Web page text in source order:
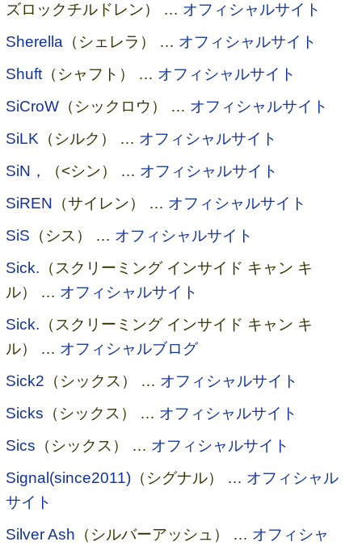
ズロックチルドレン） … オフィシャルサイト
Sherella （シェレラ） … オフィシャルサイト
Shuft （シャフト） … オフィシャルサイト
SiCroW （シックロウ） … オフィシャルサイト
SiLK （シルク） … オフィシャルサイト
SiN，
（<シン） … オフィシャルサイト
SiREN （サイレン） … オフィシャルサイト
SiS （シス） … オフィシャルサイト
Sick. （スクリーミング インサイド キャン キ
ル） … オフィシャルサイト
Sick. （スクリーミング インサイド キャン キ
ル） … オフィシャルブログ
Sick2 （シックス） … オフィシャルサイト
Sicks （シックス） … オフィシャルサイト
Sics （シックス） … オフィシャルサイト
Signal(since2011) （シグナル） … オフィシャル
サイト
Silver Ash （シルバーアッシュ） … オフィシャ